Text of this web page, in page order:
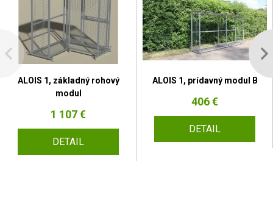
ALOIS 1, základný rohový
modul
1 107 €
DETAIL
ALOIS 1, prídavný modul B
406 €
DETAIL